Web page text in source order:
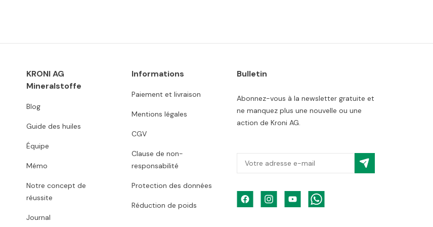
KRONI AG
Mineralstoffe
Blog
Guide des huiles
Équipe
Mémo
Notre concept de
réussite
Journal
Informations
Paiement et livraison
Mentions légales
CGV
Clause de non-
responsabilité
Protection des données
Réduction de poids
Bulletin
Abonnez-vous à la newsletter gratuite et
ne manquez plus une nouvelle ou une
action de Kroni AG.